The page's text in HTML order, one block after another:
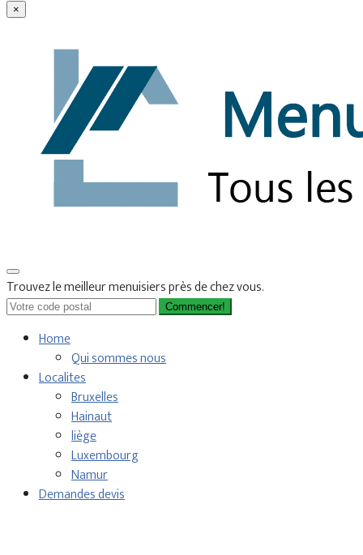
×
Trouvez le meilleur menuisiers près de chez vous.
Commencer!
Home
Qui sommes nous
Localites
Bruxelles
Hainaut
liège
Luxembourg
Namur
Demandes devis